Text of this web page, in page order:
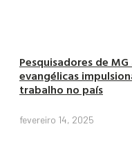
Pesquisadores de
evangélicas
trabalho no país
fevereiro 14, 2025